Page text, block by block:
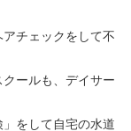
アチェックをして不
クールも、デイサー
をして自宅の水道